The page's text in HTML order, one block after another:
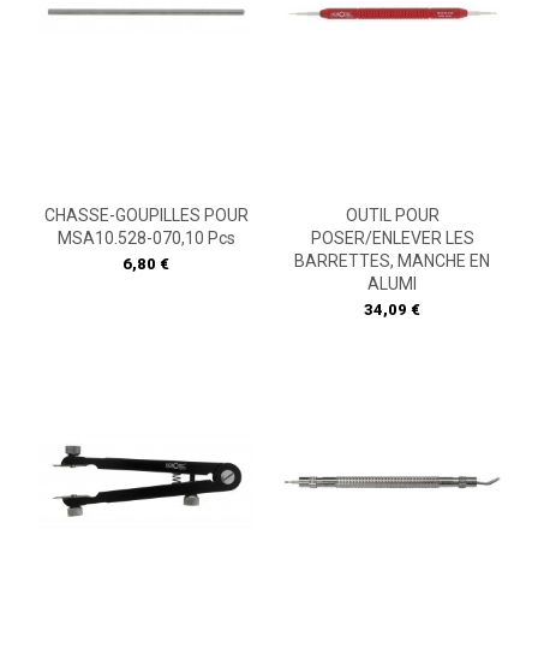
CHASSE-GOUPILLES POUR
MSA10.528-070,10 Pcs
Prix
6,80 €
OUTIL POUR
POSER/ENLEVER LES
BARRETTES, MANCHE EN
ALUMI
Prix
34,09 €